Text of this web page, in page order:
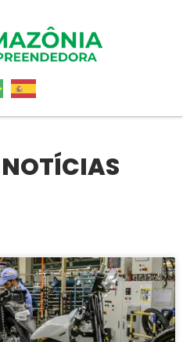
NOTÍCIAS